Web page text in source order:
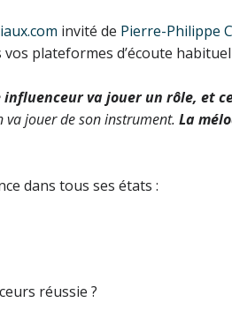
invité de Pierre-Philippe
plateformes d’écoute
influenceur va jouer un rôle, et
va jouer de son instrument. La
dans tous ses états :
réussie ?